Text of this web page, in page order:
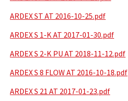
ARDEX ST AT 2016-10-25.pdf
ARDEX S 1-K AT 2017-01-30.pdf
ARDEX S 2-K PU AT 2018-11-12.pdf
ARDEX S 8 FLOW AT 2016-10-18.pdf
ARDEX S 21 AT 2017-01-23.pdf